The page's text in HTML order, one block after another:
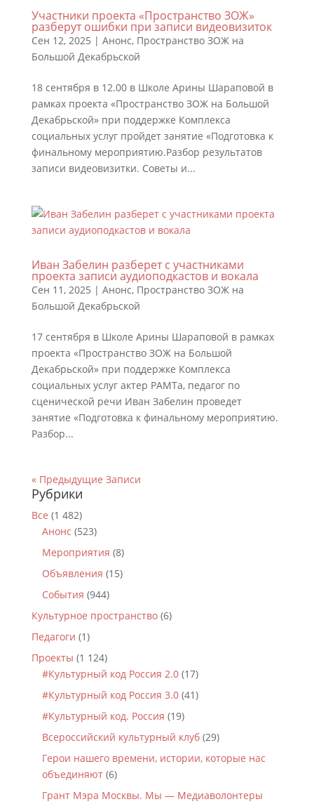
Участники проекта «Пространство ЗОЖ»
разберут ошибки при записи видеовизиток
Сен 12, 2025 | Анонс, Пространство ЗОЖ на
Большой Декабрьской
18 сентября в 12.00 в Школе Арины Шараповой в
рамках проекта «Пространство ЗОЖ на Большой
Декабрьской» при поддержке Комплекса
социальных услуг пройдет занятие «Подготовка к
финальному мероприятию.Разбор результатов
записи видеовизитки. Советы и...
Иван Забелин разберет с участниками
проекта записи аудиоподкастов и вокала
Сен 11, 2025 | Анонс, Пространство ЗОЖ на
Большой Декабрьской
17 сентября в Школе Арины Шараповой в рамках
проекта «Пространство ЗОЖ на Большой
Декабрьской» при поддержке Комплекса
социальных услуг актер РАМТа, педагог по
сценической речи Иван Забелин проведет
занятие «Подготовка к финальному мероприятию.
Разбор...
« Предыдущие Записи
Рубрики
Все (1 482)
Анонс (523)
Мероприятия (8)
Объявления (15)
События (944)
Культурное пространство(6)
Педагоги (1)
Проекты (1 124)
#Культурный код Россия 2.0(17)
#Культурный код Россия 3.0(41)
#Культурный код. Россия (19)
Всероссийский культурный клуб(29)
Герои нашего времени, истории, которые нас
объединяют(6)
Грант Мэра Москвы. Мы — Медиаволонтеры